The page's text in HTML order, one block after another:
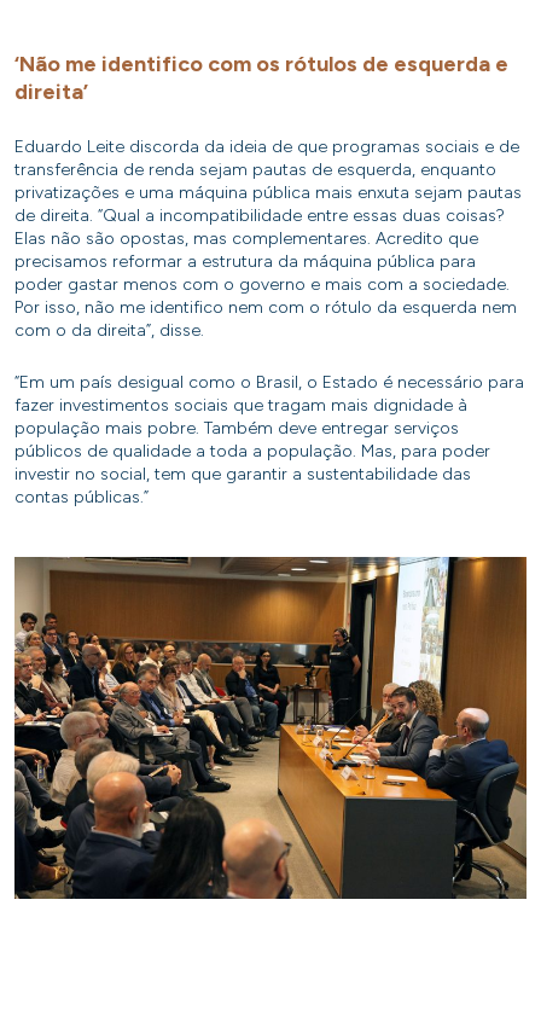
‘Não me identifico com os rótulos de esquerda e
direita’
Eduardo Leite discorda da ideia de que programas sociais e de
transferência de renda sejam pautas de esquerda, enquanto
privatizações e uma máquina pública mais enxuta sejam pautas
de direita. “Qual a incompatibilidade entre essas duas coisas?
Elas não são opostas, mas complementares. Acredito que
precisamos reformar a estrutura da máquina pública para
poder gastar menos com o governo e mais com a sociedade.
Por isso, não me identifico nem com o rótulo da esquerda nem
com o da direita”, disse.
“Em um país desigual como o Brasil, o Estado é necessário para
fazer investimentos sociais que tragam mais dignidade à
população mais pobre. Também deve entregar serviços
públicos de qualidade a toda a população. Mas, para poder
investir no social, tem que garantir a sustentabilidade das
contas públicas.”